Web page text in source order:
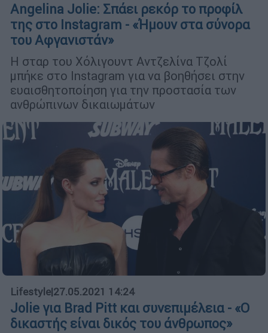
Angelina Jolie: Σπάει ρεκόρ το προφίλ
της στο Instagram - «Ήμουν στα σύνορα
του Αφγανιστάν»
Η σταρ του Χόλιγουντ Αντζελίνα Τζολί
μπήκε στο Instagram για να βοηθήσει στην
ευαισθητοποίηση για την προστασία των
ανθρώπινων δικαιωμάτων
Lifestyle|27.05.2021 14:24
Jolie για Brad Pitt και συνεπιμέλεια - «Ο
δικαστής είναι δικός του άνθρωπος»